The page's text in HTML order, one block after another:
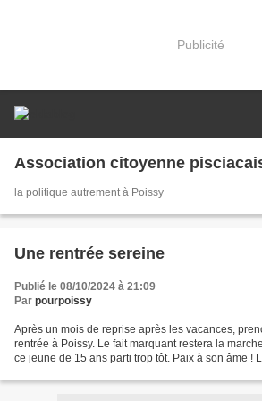
Publicité
Association citoyenne
la politique autrement à Poissy
Une rentrée sereine
Publié le 08/10/2024 à 21:09
Par pourpoissy
Après un mois de reprise après les vacances,
rentrée à Poissy. Le fait marquant restera la
ce jeune de 15 ans parti trop tôt. Paix à son âme !